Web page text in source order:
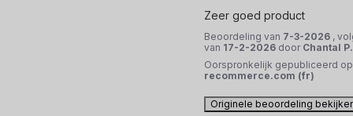
Zeer goed product
Beoordeling van 7-3-2026 ,
van 17-2-2026 door Chantal P.
Oorspronkelijk gepubliceerd op
recommerce.com (fr)
Originele beoordeling